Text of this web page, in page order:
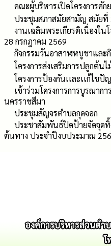
คณะผู้บริหารเปิดโครงการศั
ประชุมสภาสมัยสามัญ สมัยที่
งานเฉลิมพระเกียรติเนื่องใ
28 กรกฎาคม 2569
กิจกรรมวันอาสาฬหบูชาและ
โครงการส่งเสริมการปลูกต้
โครงการป้องกันเเละเเก้ไ
เข้าร่วมโครงการการบูรณา
นครราชสีมา
ประชุมสัญจรตำบลกุดจอก
ประชาสัมพันธ์ปิดป้ายจัดจุดทิ้
ต้นทาง ประจำปีงบประมาณ